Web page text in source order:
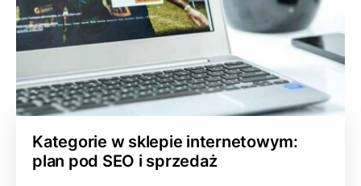
Kategorie w sklepie internetowym:
plan pod SEO i sprzedaż